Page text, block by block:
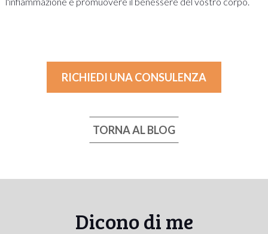
RICHIEDI UNA CONSULENZA
TORNA AL BLOG
Dicono di me